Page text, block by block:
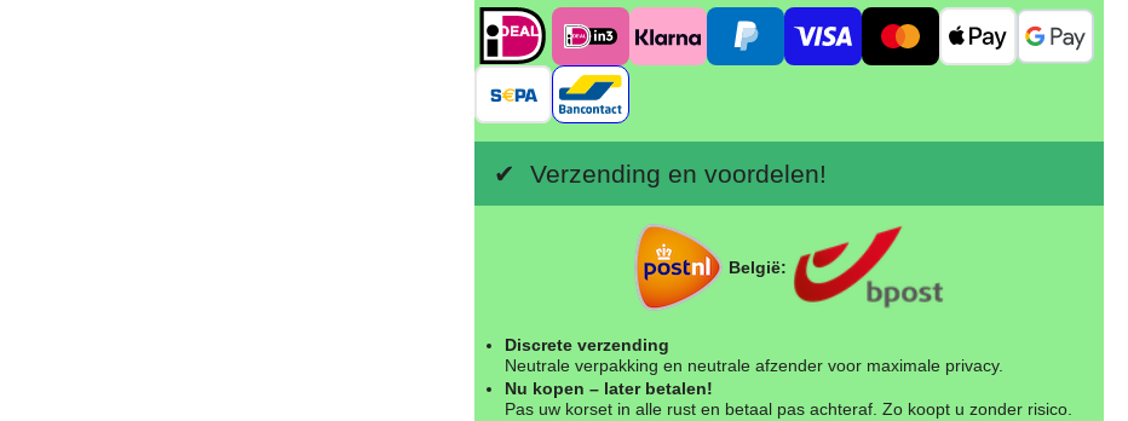
✔ Verzending en voordelen!
België:
Discrete verzending
Neutrale verpakking en neutrale afzender voor maximale privacy.
Nu kopen – later betalen!
Pas uw korset in alle rust en betaal pas achteraf. Zo koopt u zonder risico.